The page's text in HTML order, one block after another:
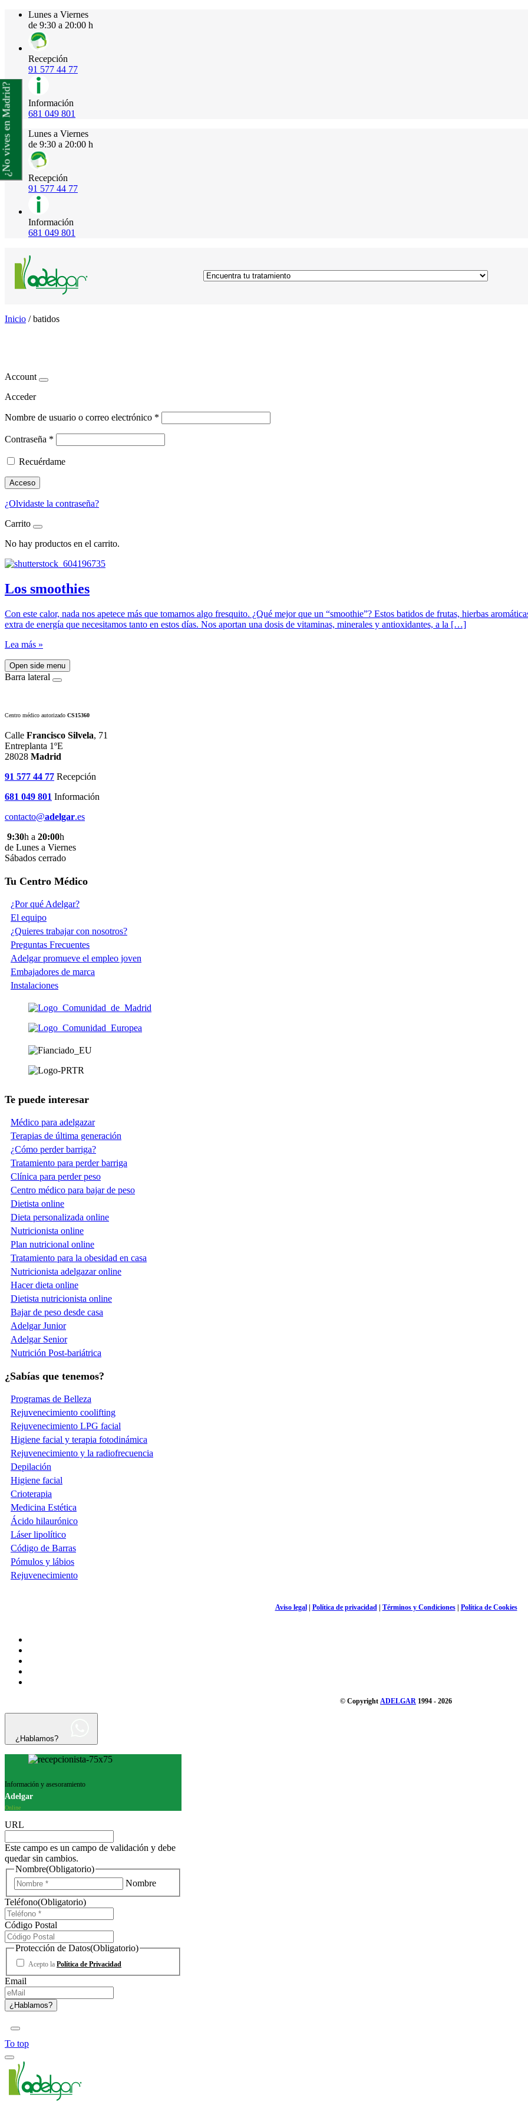
Lunes a Viernes
de 9:30 a 20:00 h
Recepción
91 577 44 77
Información
681 049 801
Lunes a Viernes
de 9:30 a 20:00 h
Recepción
91 577 44 77
Información
681 049 801
Inicio /batidos
Account
Acceder
Nombre de usuario o correo electrónico *
Contraseña *
Recuérdame
Acceso
¿Olvidaste la contraseña?
Carrito
No hay productos en el carrito.
Los smoothies
Con este calor, nada nos apetece más que tomarnos algo fresquito. ¿Qué mejor que un “smoothie”? Estos batidos de frutas, hierbas
extra de energía que necesitamos tanto en estos días. Nos aportan una dosis de vitaminas, minerales y antioxidantes, a la […]
Lea más »
Open side menu
Barra lateral
Centro médico autorizado CS15360
Calle Francisco Silvela, 71
Entreplanta 1ºE
28028 Madrid
91 577 44 77 Recepción
681 049 801 Información
contacto@adelgar.es
9:30h a 20:00h
de Lunes a Viernes
Sábados cerrado
Tu Centro Médico
¿Por qué Adelgar?
El equipo
¿Quieres trabajar con nosotros?
Preguntas Frecuentes
Adelgar promueve el empleo joven
Embajadores de marca
Instalaciones
Te puede interesar
Médico para adelgazar
Terapias de última generación
¿Cómo perder barriga?
Tratamiento para perder barriga
Clínica para perder peso
Centro médico para bajar de peso
Dietista online
Dieta personalizada online
Nutricionista online
Plan nutricional online
Tratamiento para la obesidad en casa
Nutricionista adelgazar online
Hacer dieta online
Dietista nutricionista online
Bajar de peso desde casa
Adelgar Junior
Adelgar Senior
Nutrición Post-bariátrica
¿Sabías que tenemos?
Programas de Belleza
Rejuvenecimiento coolifting
Rejuvenecimiento LPG facial
Higiene facial y terapia fotodinámica
Rejuvenecimiento y la radiofrecuencia
Depilación
Higiene facial
Crioterapia
Medicina Estética
Ácido hilaurónico
Láser lipolítico
Código de Barras
Pómulos y lábios
Rejuvenecimiento
Aviso legal| Política de privacidad | Términos y Condiciones| Política de Cookies
© Copyright ADELGAR 1994 - 2026
¿Hablamos?
Información y asesoramiento
Adelgar
Online
URL
Este campo es un campo de validación y debe
quedar sin cambios.
Nombre(Obligatorio)
Nombre
Teléfono(Obligatorio)
Código Postal
Protección de Datos(Obligatorio)
Acepto la Política de Privacidad
Email
To top
¿No vives en Madrid?